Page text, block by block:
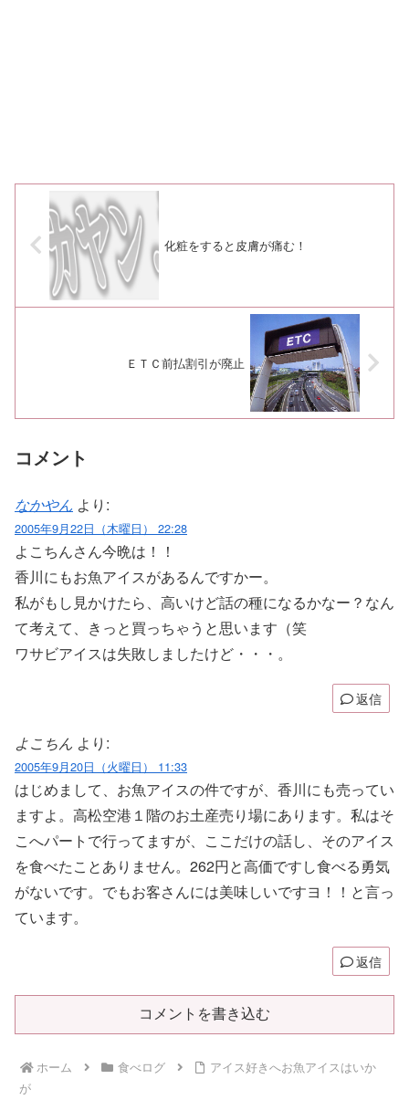
化粧をすると皮膚が痛む！
ＥＴＣ前払割引が廃止
コメント
なかやん より:
2005年9月22日（木曜日） 22:28
よこちんさん今晩は！！
香川にもお魚アイスがあるんですかー。
私がもし見かけたら、高いけど話の種になるかなー？なん
て考えて、きっと買っちゃうと思います（笑
ワサビアイスは失敗しましたけど・・・。
返信
よこちん より:
2005年9月20日（火曜日） 11:33
はじめまして、お魚アイスの件ですが、香川にも売ってい
ますよ。高松空港１階のお土産売り場にあります。私はそ
こへパートで行ってますが、ここだけの話し、そのアイス
を食べたことありません。262円と高価ですし食べる勇気
がないです。でもお客さんには美味しいですヨ！！と言っ
ています。
返信
コメントを書き込む
ホーム 食べログ
アイス好きへお魚アイスはいか
が